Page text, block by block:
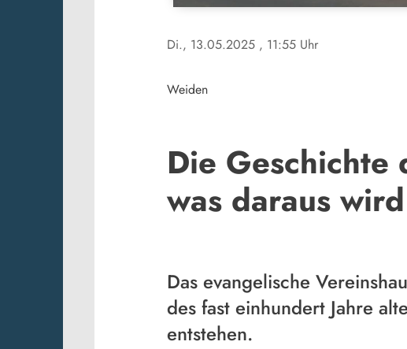
Di., 13.05.2025 , 11:55 Uhr
Weiden
Die Geschichte
was daraus wird
Das evangelische
des fast einhundert Jahre
entstehen.